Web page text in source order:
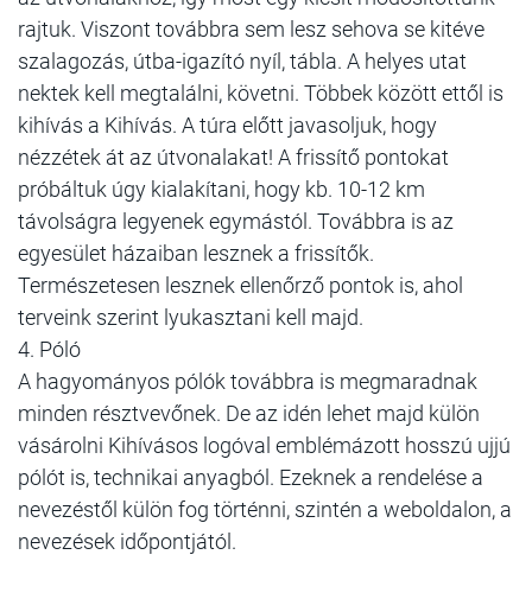
rajtuk. Viszont továbbra sem lesz sehova se kitéve
szalagozás, útba-igazító nyíl, tábla. A helyes utat
nektek kell megtalálni, követni. Többek között ettől is
kihívás a Kihívás. A túra előtt javasoljuk, hogy
nézzétek át az útvonalakat! A frissítő pontokat
próbáltuk úgy kialakítani, hogy kb. 10-12 km
távolságra legyenek egymástól. Továbbra is az
egyesület házaiban lesznek a frissítők.
Természetesen lesznek ellenőrző pontok is, ahol
terveink szerint lyukasztani kell majd.
4. Póló
A hagyományos pólók továbbra is megmaradnak
minden résztvevőnek. De az idén lehet majd külön
vásárolni Kihívásos logóval emblémázott hosszú ujjú
pólót is, technikai anyagból. Ezeknek a rendelése a
nevezéstől külön fog történni, szintén a weboldalon, a
nevezések időpontjától.